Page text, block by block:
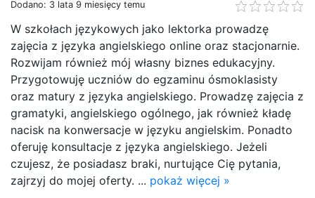
Dodano: 3 lata 9 miesięcy temu
W szkołach językowych jako lektorka prowadzę
zajęcia z języka angielskiego online oraz stacjonarnie.
Rozwijam również mój własny biznes edukacyjny.
Przygotowuję uczniów do egzaminu ósmoklasisty
oraz matury z języka angielskiego. Prowadzę zajęcia z
gramatyki, angielskiego ogólnego, jak również kładę
nacisk na konwersacje w języku angielskim. Ponadto
oferuję konsultacje z języka angielskiego. Jeżeli
czujesz, że posiadasz braki, nurtujące Cię pytania,
zajrzyj do mojej oferty. ... pokaż więcej »